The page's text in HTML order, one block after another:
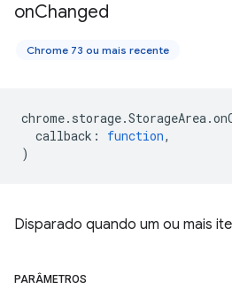
onChanged
Chrome 73 ou mais recente
chrome. storage.StorageArea.
callback : function,
)
Disparado quando um ou mais
PARÂMETROS